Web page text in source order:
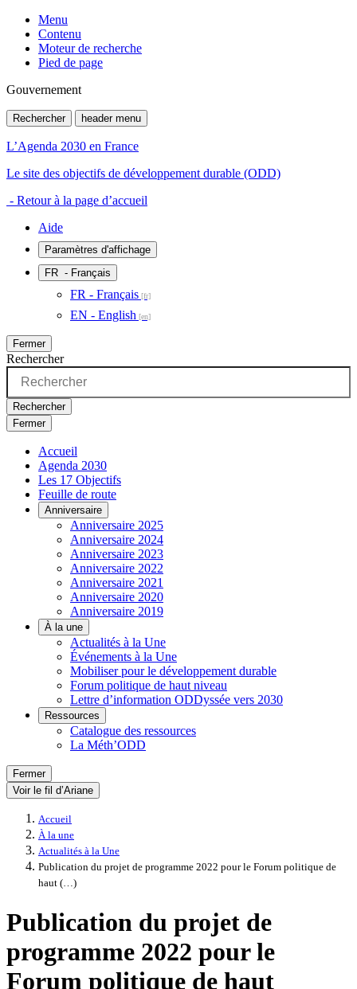
Menu
Contenu
Moteur de recherche
Pied de page
Gouvernement
Rechercher header menu
L’Agenda 2030 en France
Le site des objectifs de développement durable (ODD)
- Retour à la page d’accueil
Aide
Paramètres d'affichage
FR - Français
FR - Français
EN - English
Fermer
Rechercher
Rechercher
Fermer
Accueil
Agenda 2030
Les 17 Objectifs
Feuille de route
Anniversaire
Anniversaire 2025
Anniversaire 2024
Anniversaire 2023
Anniversaire 2022
Anniversaire 2021
Anniversaire 2020
Anniversaire 2019
À la une
Actualités à la Une
Événements à la Une
Mobiliser pour le développement durable
Forum politique de haut niveau
Lettre d’information ODDyssée vers 2030
Ressources
Catalogue des ressources
La Méth’ODD
Fermer
Voir le fil d’Ariane
Accueil
À la une
Actualités à la Une
Publication du projet de programme 2022 pour le Forum politique de
haut (…)
Publication du projet de
programme 2022 pour le
Forum politique de haut